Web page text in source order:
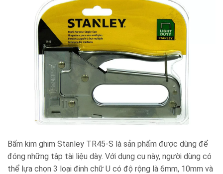
Bấm kim ghim Stanley TR45-S là sản phẩm được dùng để
đóng những tập tài liệu dày. Với dụng cụ này, người dùng có
thể lựa chọn 3 loại đinh chữ U có độ rộng là 6mm, 10mm và